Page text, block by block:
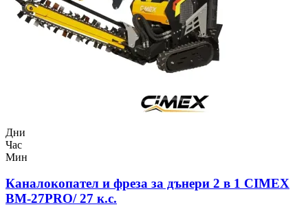
Дни
Час
Мин
Каналокопател и фреза за дънери 2 в 1 CIMEX
BM-27PRO/ 27 к.с.